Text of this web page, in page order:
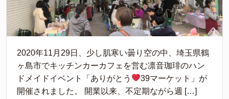
2020年11月29日、少し肌寒い曇り空の中、埼玉県鶴
ヶ島市でキッチンカーカフェを営む凛音珈琲のハン
ドメイドイベント「ありがとう
39マーケット」が
開催されました。 開業以来、不定期ながら週 […]